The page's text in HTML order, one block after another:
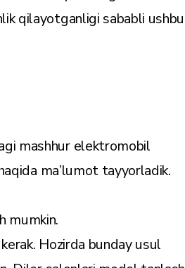
qilayotganligi sababli ushbu
mashhur elektromobil
ma’lumot tayyorladik.
mumkin.
Hozirda bunday usul